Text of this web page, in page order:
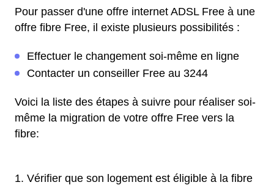
Pour passer d'une offre internet ADSL Free à une
offre fibre Free, il existe plusieurs possibilités :
Effectuer le changement soi-même en ligne
Contacter un conseiller Free au 3244
Voici la liste des étapes à suivre pour réaliser soi-
même la migration de votre offre Free vers la
fibre:
Vérifier que son logement est éligible à la fibre